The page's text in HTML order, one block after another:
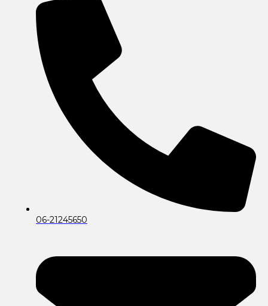
06-21245650